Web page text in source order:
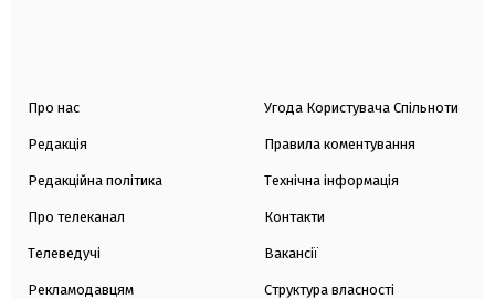
Про нас
Редакція
Редакційна політика
Про телеканал
Телеведучі
Рекламодавцям
Угода Користувача Спільноти
Правила коментування
Технічна інформація
Контакти
Вакансії
Структура власності